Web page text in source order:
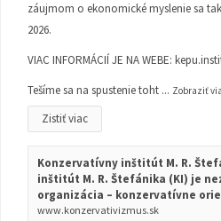
záujmom o ekonomické myslenie sa
2026.
VIAC INFORMÁCIÍ JE NA WEBE:
Tešíme sa na spustenie toht ... Zobraziť
Zistiť viac
Konzervatívny inštitút M. R.
inštitút M. R. Štefánika (KI) je
organizácia – konzervatívne
www.konzervativizmus.sk